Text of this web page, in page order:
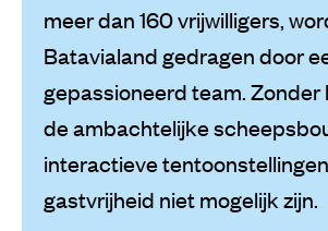
meer dan 160 vrijwilligers,
Batavialand gedragen door
gepassioneerd team. Zonder
de ambachtelijke
interactieve
gastvrijheid niet mogelijk zijn.